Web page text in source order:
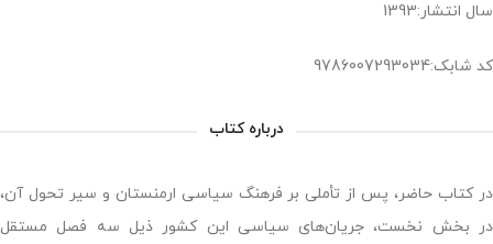
سال انتشار:1393
کد شابک:9786007293034
درباره کتاب
در کتاب حاضر، پس از تأملی بر فرهنگ سیاسی ارمنستان و سیر تحول آن،
در بخش نخست، جریان‌های سیاسی این کشور ذیل سه فصل مستقل